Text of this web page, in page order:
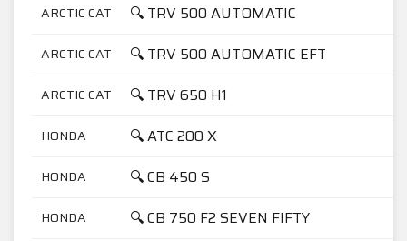
ARCTIC CAT 🔍 TRV 500 AUTOMATIC
ARCTIC CAT 🔍 TRV 500 AUTOMATIC EFT
ARCTIC CAT 🔍 TRV 650 H1
HONDA 🔍 ATC 200 X
HONDA 🔍 CB 450 S
HONDA 🔍 CB 750 F2 SEVEN FIFTY